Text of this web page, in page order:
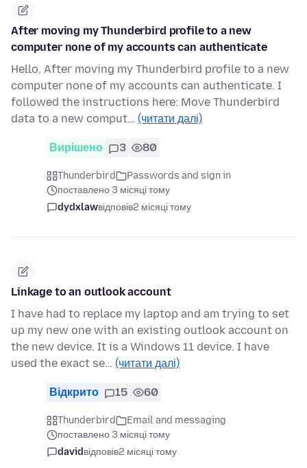
After moving my Thunderbird profile to a new
computer none of my accounts can authenticate
Hello, After moving my Thunderbird profile to a new
computer none of my accounts can authenticate. I
followed the instructions here: Move Thunderbird
data to a new comput… (читати далі)
Вирішено 3 80
Thunderbird
Passwords and sign in
поставлено 3 місяці тому
dydxlawвідповів2 місяці тому
Linkage to an outlook account
I have had to replace my laptop and am trying to set
up my new one with an existing outlook account on
the new device. It is a Windows 11 device. I have
used the exact se… (читати далі)
Відкрито 15 60
Thunderbird
Email and messaging
поставлено 3 місяці тому
davidвідповів2 місяці тому